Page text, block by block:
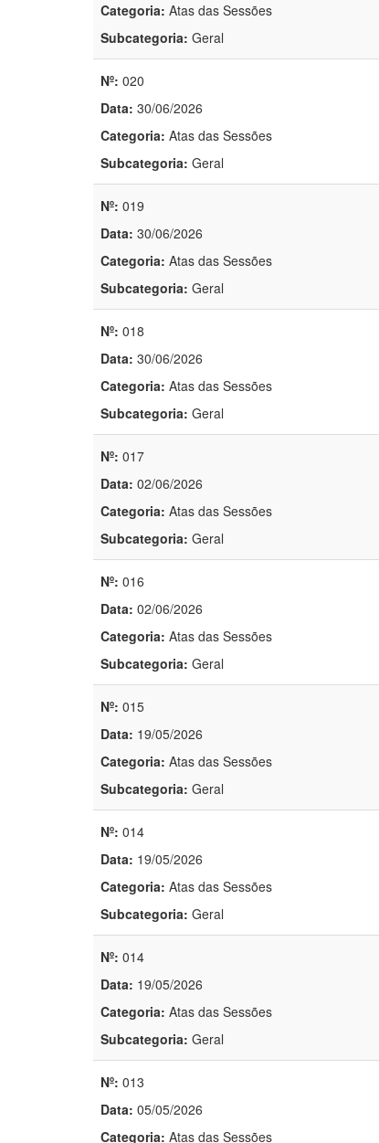
Categoria: Atas das Sessões
Subcategoria: Geral
Nº: 020
Data: 30/06/2026
Categoria: Atas das Sessões
Subcategoria: Geral
Nº: 019
Data: 30/06/2026
Categoria: Atas das Sessões
Subcategoria: Geral
Nº: 018
Data: 30/06/2026
Categoria: Atas das Sessões
Subcategoria: Geral
Nº: 017
Data: 02/06/2026
Categoria: Atas das Sessões
Subcategoria: Geral
Nº: 016
Data: 02/06/2026
Categoria: Atas das Sessões
Subcategoria: Geral
Nº: 015
Data: 19/05/2026
Categoria: Atas das Sessões
Subcategoria: Geral
Nº: 014
Data: 19/05/2026
Categoria: Atas das Sessões
Subcategoria: Geral
Nº: 014
Data: 19/05/2026
Categoria: Atas das Sessões
Subcategoria: Geral
Nº: 013
Data: 05/05/2026
Categoria: Atas das Sessões